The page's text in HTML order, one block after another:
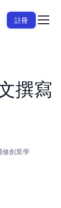
註冊
撰寫
修創業學